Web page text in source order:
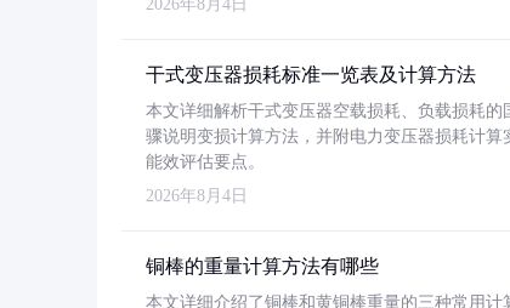
2026年8月4日
干式变压器损耗标准一览表及计算方法
本文详细解析干式变压器空载损耗、负载损耗的
骤说明变损计算方法，并附电力变压器损耗计算
能效评估要点。
2026年8月4日
铜棒的重量计算方法有哪些
本文详细介绍了铜棒和黄铜棒重量的三种常用